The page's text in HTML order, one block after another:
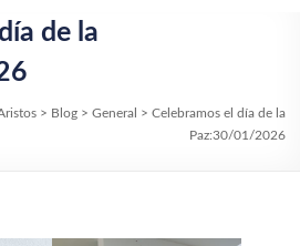
de la
> Blog> General > Celebramos el día de la
Paz:30/01/2026